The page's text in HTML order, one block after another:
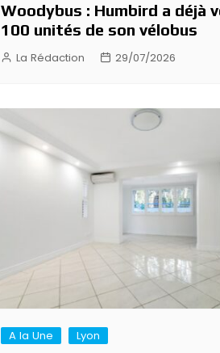
Woodybus : Humbird a déjà
100 unités de son vélobus
La Rédaction 29/07/2026
A la Une Lyon